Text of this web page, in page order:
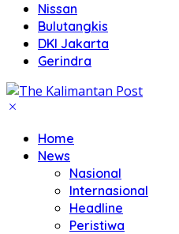
Nissan
Bulutangkis
DKI Jakarta
Gerindra
Home
News
Nasional
Internasional
Headline
Peristiwa